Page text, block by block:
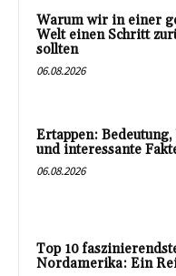
Warum wir in einer
Welt einen Schritt
sollten
06.08.2026
Ertappen:
und interessante
06.08.2026
Top 10
Nordamerika: Ein